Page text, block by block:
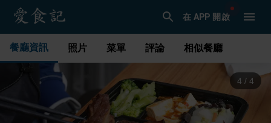
在 APP 開啟
餐廳資訊 照片 菜單 評論 相似餐廳
1 / 4